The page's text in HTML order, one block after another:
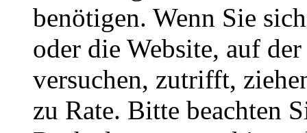
benötigen. Wenn Sie
oder die Website, auf
versuchen, zutrifft,
zu Rate. Bitte beachten